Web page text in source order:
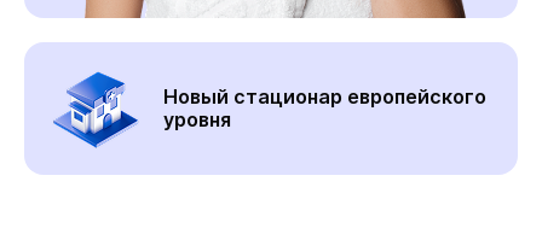
Новый стационар европейского
уровня